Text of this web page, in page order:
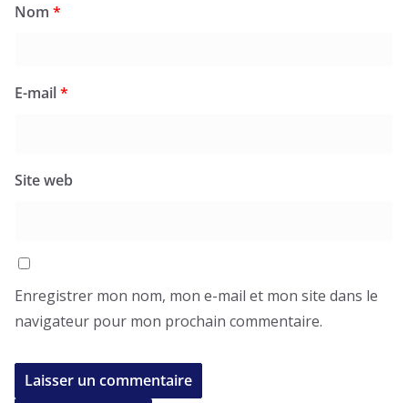
Nom *
E-mail*
Site web
Enregistrer mon nom, mon e-mail et mon site dans le
navigateur pour mon prochain commentaire.